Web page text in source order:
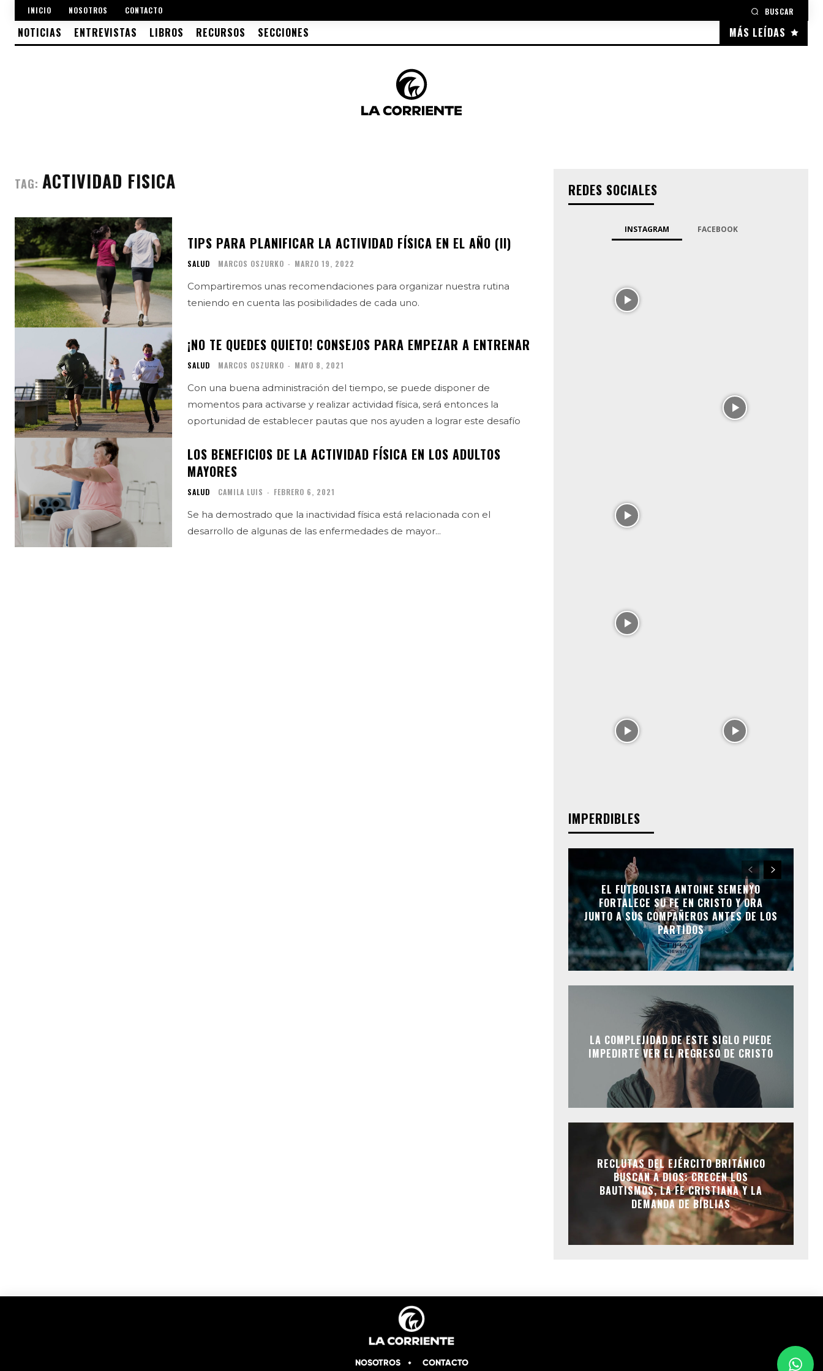
INICIO NOSOTROS CONTACTO BUSCAR
MÁS LEÍDAS
NOTICIAS ENTREVISTAS LIBROS RECURSOS SECCIONES
TAG: ACTIVIDAD FISICA
TIPS PARA PLANIFICAR LA ACTIVIDAD FÍSICA EN EL AÑO (II)
SALUD MARCOS OSZURKO - MARZO 19, 2022
Compartiremos unas recomendaciones para organizar nuestra rutina
teniendo en cuenta las posibilidades de cada uno.
¡NO TE QUEDES QUIETO! CONSEJOS PARA EMPEZAR A ENTRENAR
SALUD MARCOS OSZURKO - MAYO 8, 2021
Con una buena administración del tiempo, se puede disponer de
momentos para activarse y realizar actividad física, será entonces la
oportunidad de establecer pautas que nos ayuden a lograr este desafío
LOS BENEFICIOS DE LA ACTIVIDAD FÍSICA EN LOS ADULTOS
MAYORES
SALUD CAMILA LUIS - FEBRERO 6, 2021
Se ha demostrado que la inactividad física está relacionada con el
desarrollo de algunas de las enfermedades de mayor...
REDES SOCIALES
INSTAGRAM FACEBOOK
IMPERDIBLES
EL FUTBOLISTA ANTOINE SEMENYO
FORTALECE SU FE EN CRISTO Y ORA
JUNTO A SUS COMPAÑEROS ANTES DE LOS
PARTIDOS
LA COMPLEJIDAD DE ESTE SIGLO PUEDE
IMPEDIRTE VER EL REGRESO DE CRISTO
RECLUTAS DEL EJÉRCITO BRITÁNICO
BUSCAN A DIOS: CRECEN LOS
BAUTISMOS, LA FE CRISTIANA Y LA
DEMANDA DE BIBLIAS
NOSOTROS CONTACTO